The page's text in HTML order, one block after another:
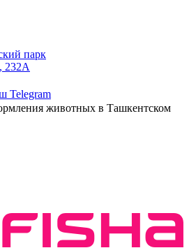
парк
232А
Telegram
животных в Ташкентском